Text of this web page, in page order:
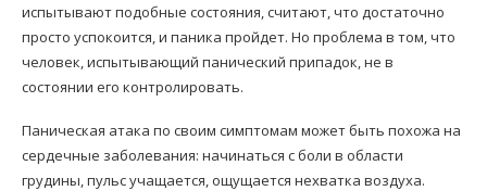
испытывают подобные состояния, считают, что достаточно
просто успокоится, и паника пройдет. Но проблема в том, что
человек, испытывающий панический припадок, не в
состоянии его контролировать.
Паническая атака по своим симптомам может быть похожа на
сердечные заболевания: начинаться с боли в области
грудины, пульс учащается, ощущается нехватка воздуха.